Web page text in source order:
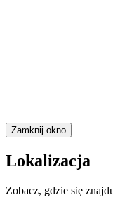
Zamknij okno
Lokalizacja
Zobacz, gdzie się